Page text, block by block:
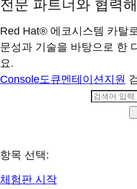
전문 파트너와 협력
Red Hat® 에코시스템 카탈
문성과 기술을 바탕으로 한
요.
Console도큐멘테이션지원
항목 선택:
체험판 시작